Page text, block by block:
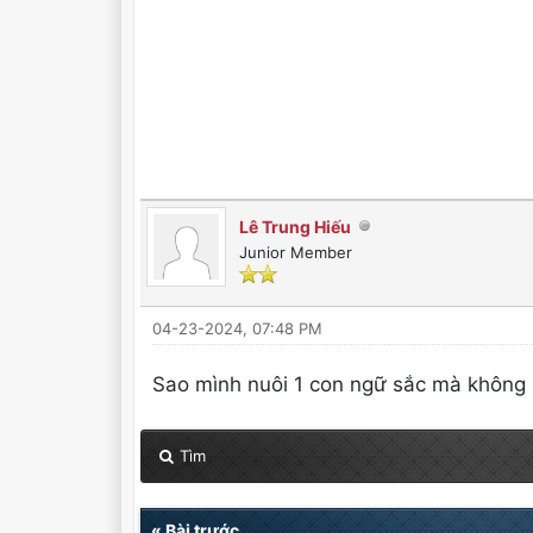
Lê Trung Hiếu
Junior Member
04-23-2024, 07:48 PM
Sao mình nuôi 1 con ngữ sắc mà
Tìm